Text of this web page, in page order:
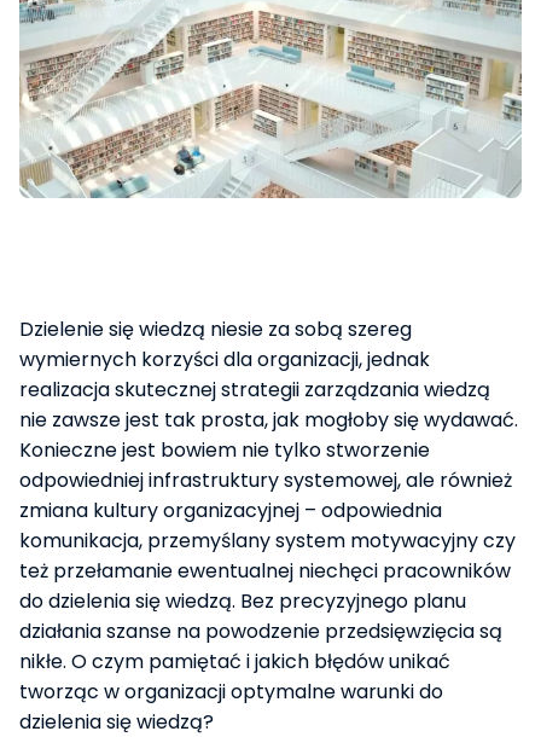
Dzielenie się wiedzą niesie za sobą szereg
wymiernych korzyści dla organizacji, jednak
realizacja skutecznej strategii zarządzania wiedzą
nie zawsze jest tak prosta, jak mogłoby się wydawać.
Konieczne jest bowiem nie tylko stworzenie
odpowiedniej infrastruktury systemowej, ale również
zmiana kultury organizacyjnej – odpowiednia
komunikacja, przemyślany system motywacyjny czy
też przełamanie ewentualnej niechęci pracowników
do dzielenia się wiedzą. Bez precyzyjnego planu
działania szanse na powodzenie przedsięwzięcia są
nikłe. O czym pamiętać i jakich błędów unikać
tworząc w organizacji optymalne warunki do
dzielenia się wiedzą?